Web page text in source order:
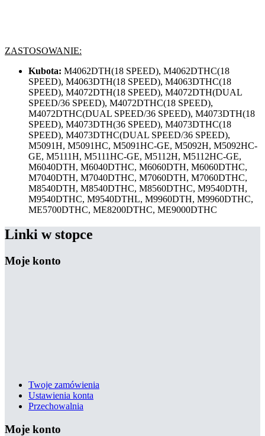
ZASTOSOWANIE:
Kubota: M4062DTH(18 SPEED), M4062DTHC(18
SPEED), M4063DTH(18 SPEED), M4063DTHC(18
SPEED), M4072DTH(18 SPEED), M4072DTH(DUAL
SPEED/36 SPEED), M4072DTHC(18 SPEED),
M4072DTHC(DUAL SPEED/36 SPEED), M4073DTH(18
SPEED), M4073DTH(36 SPEED), M4073DTHC(18
SPEED), M4073DTHC(DUAL SPEED/36 SPEED),
M5091H, M5091HC, M5091HC-GE, M5092H, M5092HC-
GE, M5111H, M5111HC-GE, M5112H, M5112HC-GE,
M6040DTH, M6040DTHC, M6060DTH, M6060DTHC,
M7040DTH, M7040DTHC, M7060DTH, M7060DTHC,
M8540DTH, M8540DTHC, M8560DTHC, M9540DTH,
M9540DTHC, M9540DTHL, M9960DTH, M9960DTHC,
ME5700DTHC, ME8200DTHC, ME9000DTHC
Linki w stopce
Moje konto
Twoje zamówienia
Ustawienia konta
Przechowalnia
Moje konto